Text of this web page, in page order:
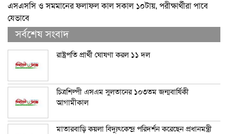
এসএসসি ও সমমানের ফলাফল কাল সকাল ১০টায়, পরীক্ষার্থীরা পাবে
যেভাবে
সর্বশেষ সংবাদ
রাষ্ট্রপতি প্রার্থী ঘোষণা করল ১১ দল
চিত্রশিল্পী এসএম সুলতানের ১০৩তম জন্মবার্ষিকী
আগামীকাল
মাতারবাড়ি কয়লা বিদ্যুৎকেন্দ্র পরিদর্শন করেছেন প্রধানমন্ত্রী